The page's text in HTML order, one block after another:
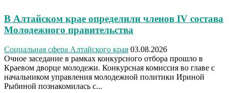
В Алтайском крае определили членов IV состава
Молодежного правительства
Социальная сфера Алтайского края 03.08.2026
Очное заседание в рамках конкурсного отбора прошло в
Краевом дворце молодежи. Конкурсная комиссия во главе с
начальником управления молодежной политики Ириной
Рыбиной познакомилась с...